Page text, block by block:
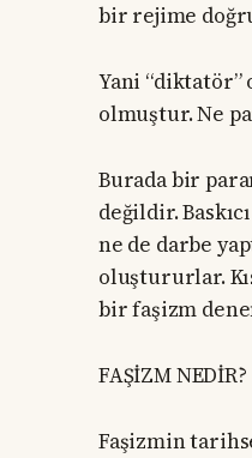
bir rejime
Yani “diktatör”
olmuştur. Ne
Burada bir
değildir.
ne de darbe
oluştururlar.
bir faşizm
FAŞİZM NEDİR?
Faşizmin